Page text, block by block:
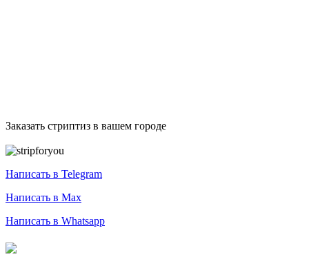
Заказать стриптиз в вашем городе
Написать в Telegram
Написать в Max
Написать в Whatsapp